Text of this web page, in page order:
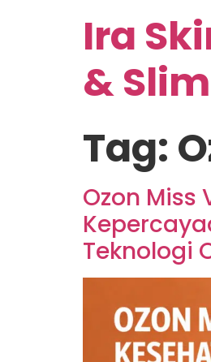
Ira
&
Tag:
Ozon Miss
Teknologi